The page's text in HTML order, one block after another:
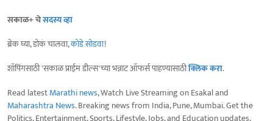
सकाळ+ चेसदस्य व्हा
ब्रेक घ्या, डोकं चालवा,कोडे सोडवा!
शॉपिंगसाठी 'सकाळ प्राईम डील्स'च्या भन्नाट ऑफर्स पाहण्यासाठीक्लिक करा.
Read latestMarathi news, Watch Live Streaming on Esakal and
Maharashtra News. Breaking news from India, Pune, Mumbai. Get the
Politics, Entertainment, Sports, Lifestyle, Jobs, and Education updates,